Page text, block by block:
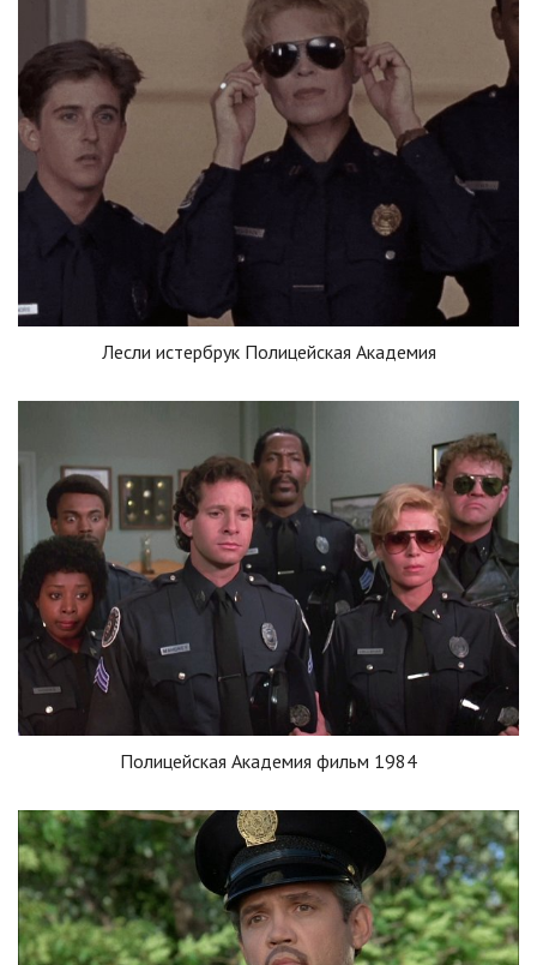
Лесли истербрук Полицейская Академия
Полицейская Академия фильм 1984